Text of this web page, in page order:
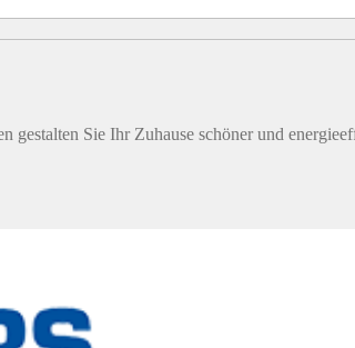
gestalten Sie Ihr Zuhause schöner und